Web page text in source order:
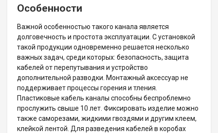
Особенности
Важной особенностью такого канала является
долговечность и простота эксплуатации. С установкой
такой продукции одновременно решается несколько
важных задач, среди которых: безопасность, защита
кабелей от перепутывания и устройство
дополнительной разводки. Монтажный аксессуар не
поддерживает процессы горения и тления.
Пластиковые кабель каналы способны беспроблемно
прослужить свыше 10 лет. Фиксировать изделие можно
также саморезами, жидкими гвоздями и другим клеем,
клейкой лентой. Для разведения кабелей в коробах